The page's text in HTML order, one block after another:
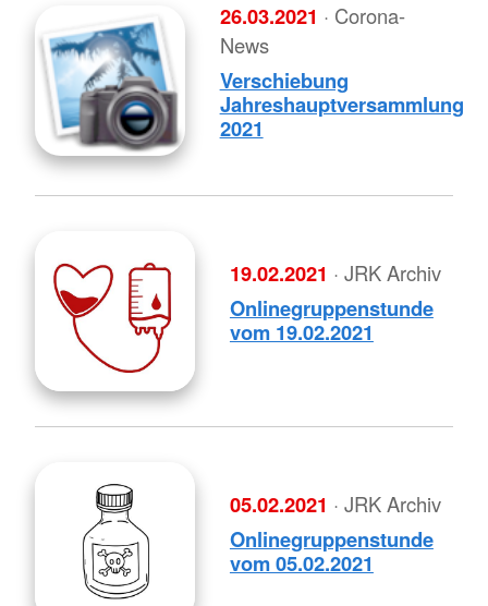
26.03.2021 · Corona-
News
Verschiebung
Jahreshauptversammlung
2021
19.02.2021 · JRK Archiv
Onlinegruppenstunde
vom 19.02.2021
05.02.2021 · JRK Archiv
Onlinegruppenstunde
vom 05.02.2021